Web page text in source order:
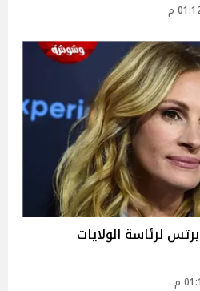
لرئاسة الولايات